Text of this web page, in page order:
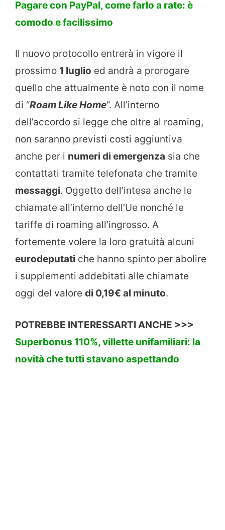
Pagare con PayPal, come farlo a rate: è
comodo e facilissimo
Il nuovo protocollo entrerà in vigore il
prossimo 1 luglio ed andrà a prorogare
quello che attualmente è noto con il nome
di “Roam Like Home“. All’interno
dell’accordo si legge che oltre al roaming,
non saranno previsti costi aggiuntiva
anche per i numeri di emergenza sia che
contattati tramite telefonata che tramite
messaggi. Oggetto dell’intesa anche le
chiamate all’interno dell’Ue nonché le
tariffe di roaming all’ingrosso. A
fortemente volere la loro gratuità alcuni
eurodeputati che hanno spinto per abolire
i supplementi addebitati alle chiamate
oggi del valore di 0,19€ al minuto.
POTREBBE INTERESSARTI ANCHE >>>
Superbonus 110%, villette unifamiliari: la
novità che tutti stavano aspettando